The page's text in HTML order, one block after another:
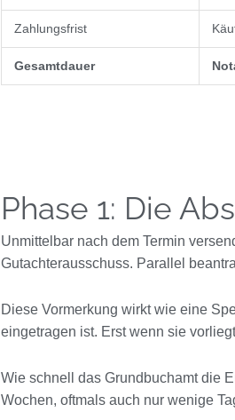
Zahlungsfrist
Gesamtdauer
Phase 1: Die
Unmittelbar nach dem Termin
Gutachterausschuss. Parallel
Diese Vormerkung wirkt wie eine
eingetragen ist. Erst wenn sie
Wie schnell das Grundbuchamt die
Wochen, oftmals auch nur wenige